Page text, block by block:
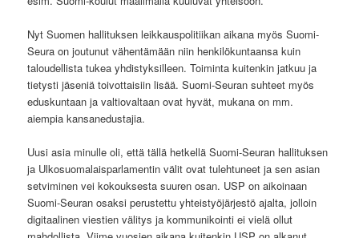
Nyt Suomen hallituksen leikkauspolitiikan aikana myös Suomi-
Seura on joutunut vähentämään niin henkilökuntaansa kuin
taloudellista tukea yhdistyksilleen. Toiminta kuitenkin jatkuu ja
tietysti jäseniä toivottaisiin lisää. Suomi-Seuran suhteet myös
eduskuntaan ja valtiovaltaan ovat hyvät, mukana on mm.
aiempia kansanedustajia.
Uusi asia minulle oli, että tällä hetkellä Suomi-Seuran hallituksen
ja Ulkosuomalaisparlamentin välit ovat tulehtuneet ja sen asian
setviminen vei kokouksesta suuren osan. USP on aikoinaan
Suomi-Seuran osaksi perustettu yhteistyöjärjestö ajalta, jolloin
digitaalinen viestien välitys ja kommunikointi ei vielä ollut